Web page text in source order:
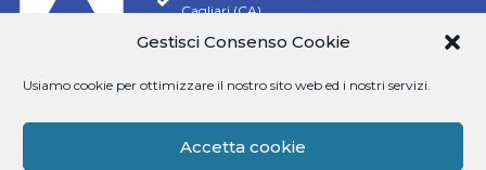
Gestisci Consenso Cookie
Usiamo cookie per ottimizzare il nostro sito web ed i nostri servizi.
Accetta cookie
Cagliari (CA)
Tel.070 548 9106
P.Iva02457970925